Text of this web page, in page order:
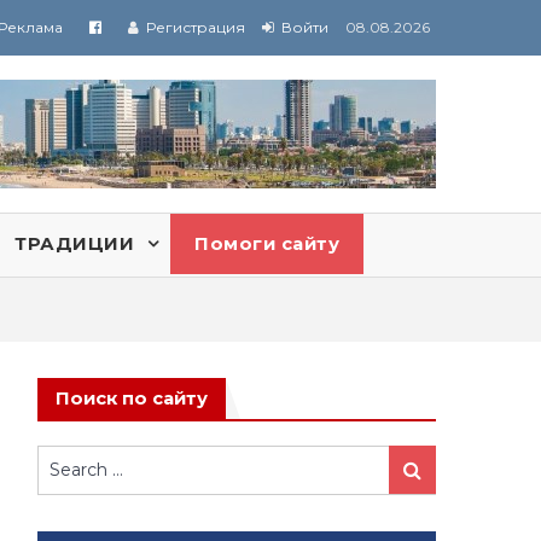
Реклама Регистрация Войти 08.08.2026
ТРАДИЦИИ Помоги сайту
Поиск по сайту
Search
for:
Search